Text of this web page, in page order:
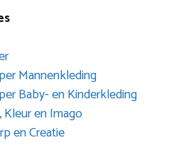
Mannenkleding
Baby- en Kinderkleding
en Imago
en Creatie